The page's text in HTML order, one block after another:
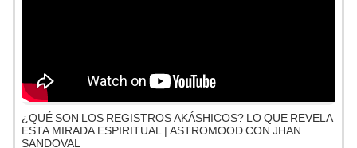
¿QUÉ SON LOS REGISTROS AKÁSHICOS? LO QUE REVELA
ESTA MIRADA ESPIRITUAL | ASTROMOOD CON JHAN
SANDOVAL